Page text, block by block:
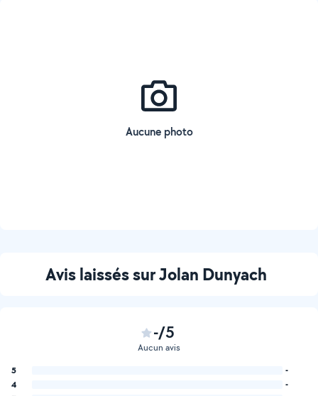
Aucune photo
Avis laissés sur Jolan Dunyach
-/5
Aucun avis
5
-
4
-